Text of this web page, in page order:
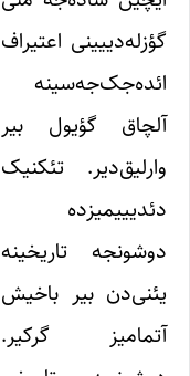
گؤزله‌دییینی اعتیراف
ائده‌جک‌جه‌سینه
آلچاق گؤیول بیر
وارلیق‌دیر. تئکنیک
دئدیییمیزده
دوشونجه تاریخینه
یئنی‌دن بیر باخیش
آتمامیز گرکیر.